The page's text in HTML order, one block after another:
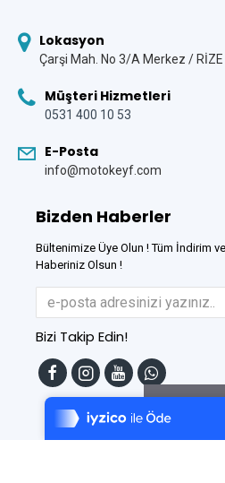
Tek Tıkla Ödeme
7/24 Canlı Destek
%100 Sorunsuz Alışveriş
Lokasyon
Çarşi Mah. No 3/A Merkez / RİZE
Müşteri Hizmetleri
0531 400 10 53
E-Posta
info@motokeyf.com
Bizden Haberler
Bültenimize Üye Olun ! Tüm İndirim
Haberiniz Olsun !
Bizi Takip Edin!